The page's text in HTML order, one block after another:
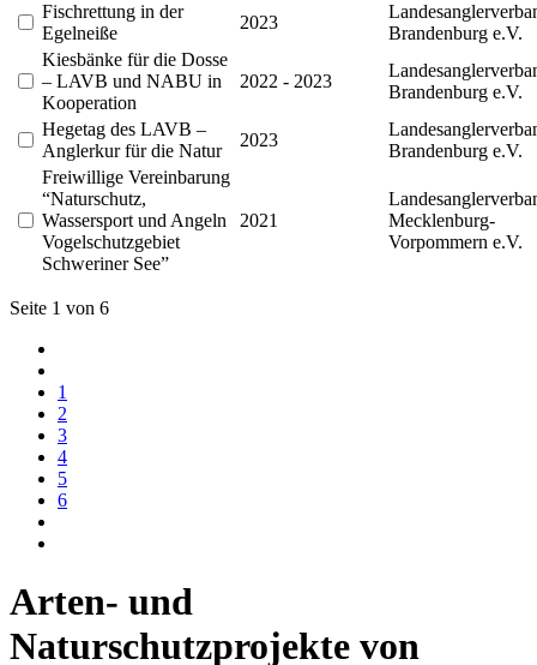
Fischrettung in der
Egelneiße
2023
Brandenburg e.V.
Kiesbänke für die Dosse
– LAVB und NABU in
Kooperation
2022 - 2023
Brandenburg e.V.
Hegetag des LAVB –
Anglerkur für die Natur
2023
Brandenburg e.V.
Freiwillige Vereinbarung
“Naturschutz,
Wassersport und Angeln
Vogelschutzgebiet
Schweriner See”
2021
Mecklenburg-
Vorpommern e.V.
Seite 1 von 6
1
2
3
4
5
6
Arten- und
Naturschutzprojekte von